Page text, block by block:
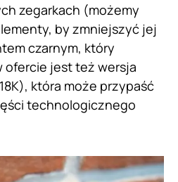
zegarkach (możemy
by zmniejszyć jej
czarnym, który
jest też wersja
która może przypaść
technologicznego